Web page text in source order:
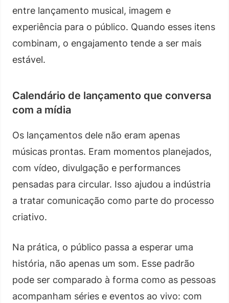
entre lançamento musical, imagem e
experiência para o público. Quando esses itens
combinam, o engajamento tende a ser mais
estável.
Calendário de lançamento que conversa
com a mídia
Os lançamentos dele não eram apenas
músicas prontas. Eram momentos planejados,
com vídeo, divulgação e performances
pensadas para circular. Isso ajudou a indústria
a tratar comunicação como parte do processo
criativo.
Na prática, o público passa a esperar uma
história, não apenas um som. Esse padrão
pode ser comparado à forma como as pessoas
acompanham séries e eventos ao vivo: com